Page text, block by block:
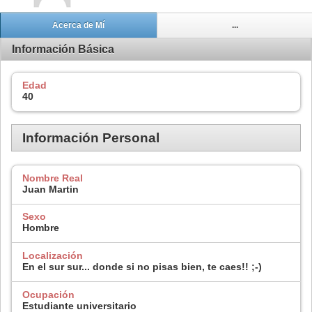
Acerca de Mí ...
Información Básica
Edad
40
Información Personal
Nombre Real
Juan Martin
Sexo
Hombre
Localización
En el sur sur... donde si no pisas bien, te caes!! ;-)
Ocupación
Estudiante universitario